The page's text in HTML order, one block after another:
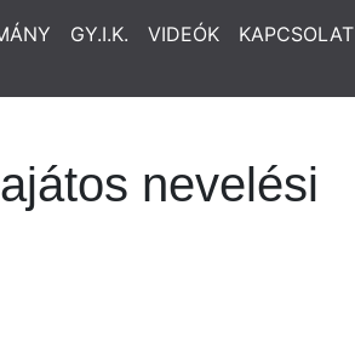
GY.I.K. VIDEÓK KAPCSOLAT
nevelési